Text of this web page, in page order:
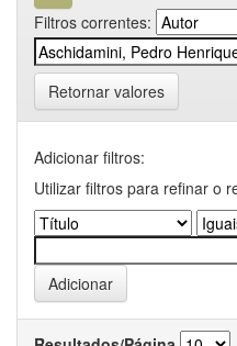
Filtros correntes:
Retornar valores
Adicionar filtros:
Utilizar filtros para refinar o